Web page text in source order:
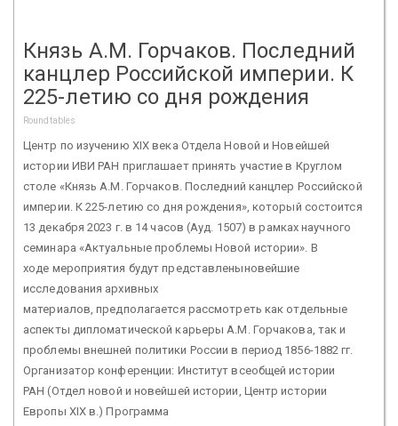
Князь А.М. Горчаков. Последний
канцлер Российской империи. К
225-летию со дня рождения
Roundtables
Центр по изучению XIX века Отдела Новой и Новейшей
истории ИВИ РАН приглашает принять участие в Круглом
столе «Князь А.М. Горчаков. Последний канцлер Российской
империи. К 225-летию со дня рождения», который состоится
13 декабря 2023 г. в 14 часов (Ауд. 1507) в рамках научного
семинара «Актуальные проблемы Новой истории». В
ходе мероприятия будут представленыновейшие
исследования архивных
материалов, предполагается рассмотреть как отдельные
аспекты дипломатической карьеры А.М. Горчакова, так и
проблемы внешней политики России в период 1856-1882 гг.
Организатор конференции: Институт всеобщей истории
РАН (Отдел новой и новейшей истории, Центр истории
Европы XIX в.) Программа